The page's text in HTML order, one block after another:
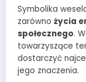
Symbolika
zarówno życia
społecznego.
towarzyszące
dostarczyć
jego znaczenia.